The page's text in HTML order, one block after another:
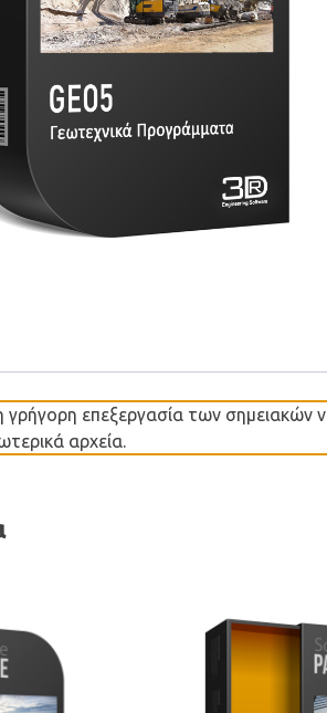
γρήγορη επεξεργασία των
αρχεία.